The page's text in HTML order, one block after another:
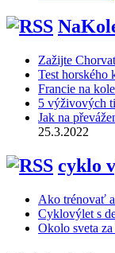
Zažijte
Test horského
Francie na
5 výživových
Jak na
25.3.2022
cyklo
Ako trénovať
Cyklovýlet s
Okolo sveta